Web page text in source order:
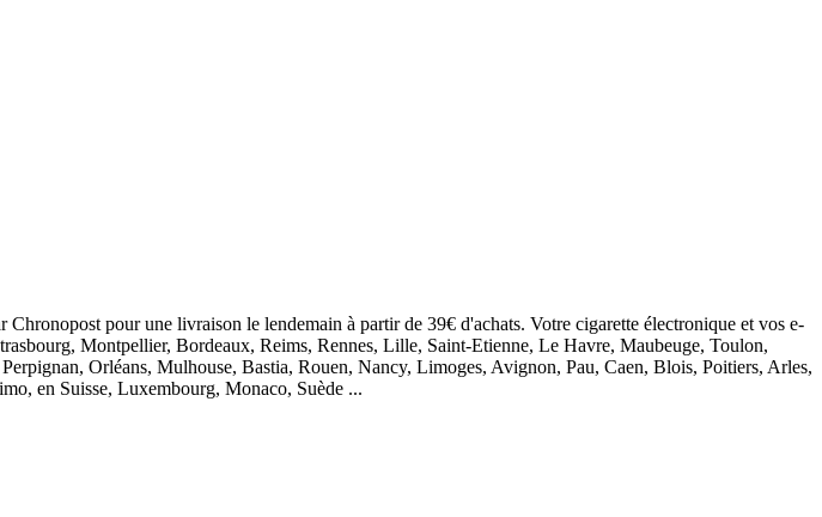
pour une livraison le lendemain à partir de 39€ d'achats. Votre cigarette électronique et vos e-
Montpellier, Bordeaux, Reims, Rennes, Lille, Saint-Etienne, Le Havre, Maubeuge, Toulon,
Orléans, Mulhouse, Bastia, Rouen, Nancy, Limoges, Avignon, Pau, Caen, Blois, Poitiers, Arles,
en Suisse, Luxembourg, Monaco, Suède ...